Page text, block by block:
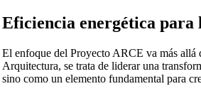
Eficiencia energética para
El enfoque del Proyecto ARCE va más allá
Arquitectura, se trata de liderar una
sino como un elemento fundamental para